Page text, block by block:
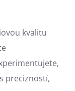
kvalitu
precizností,